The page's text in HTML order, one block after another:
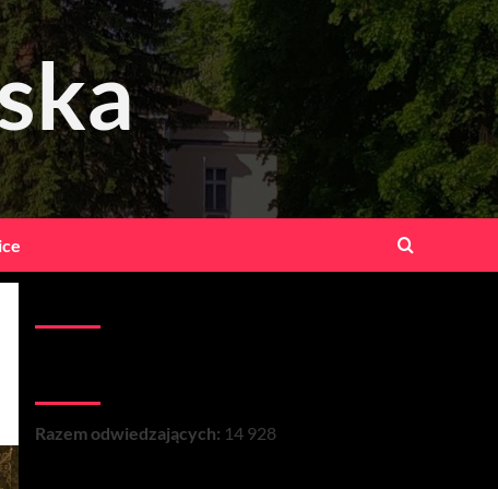
Razem odwiedzających: 14 928